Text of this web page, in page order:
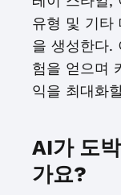
유형 및 기타
을 생성한다.
험을 얻으며
익을 최대화
AI가 도
가요?